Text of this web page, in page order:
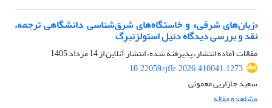
«زبان‌های شرقی» و خاستگاه‌های شرق‌شناسی دانشگاهی ترجمه،
نقد و بررسی دیدگاه دنیل استولزنبرگ
مقالات آماده انتشار، پذیرفته شده، انتشار آنلاین از14 مرداد 1405
10.22059/jflr.2026.410041.1273
سعید جازاریی معموئی
مشاهده مقاله